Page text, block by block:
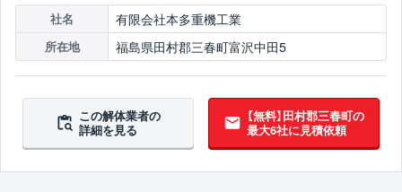
社名 有限会社本多重機工業
所在地 福島県田村郡三春町富沢中田5
この解体業者の
詳細を見る
【無料】田村郡三春町の
最大6社に見積依頼